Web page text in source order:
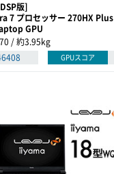
版]
7 プロセッサー 270HX Plus
GPU
/ 約3.95kg
GPUスコア